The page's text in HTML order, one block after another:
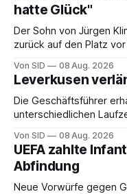
hatte Glück"
Der Sohn von Jürgen
zurück auf den Platz
Von SID 08 Aug. 2026
Leverkusen
Die Geschäftsführer
unterschiedlichen
Von SID 08 Aug. 2026
UEFA zahlte
Abfindung
Neue Vorwürfe gegen